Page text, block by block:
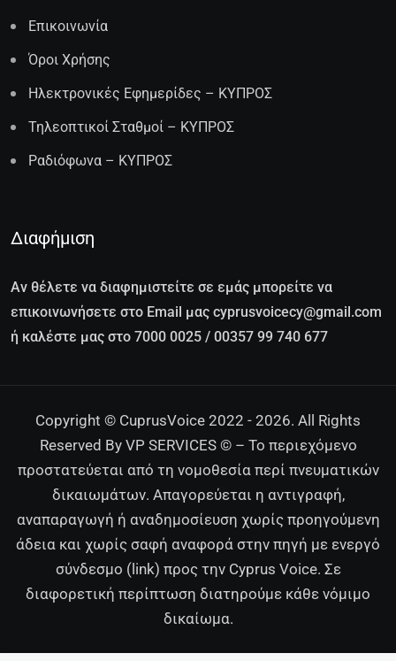
Επικοινωνία
Όροι Χρήσης
Ηλεκτρονικές Εφημερίδες – ΚΥΠΡΟΣ
Τηλεοπτικοί Σταθμοί – ΚΥΠΡΟΣ
Ραδιόφωνα – ΚΥΠΡΟΣ
Διαφήμιση
Αν θέλετε να διαφημιστείτε σε εμάς μπορείτε να
επικοινωνήσετε στο Email μας cyprusvoicecy@gmail.com
ή καλέστε μας στο 7000 0025 / 00357 99 740 677
Copyright © CuprusVoice 2022 - 2026. All Rights
Reserved By VP SERVICES © – Το περιεχόμενο
προστατεύεται από τη νομοθεσία περί πνευματικών
δικαιωμάτων. Απαγορεύεται η αντιγραφή,
αναπαραγωγή ή αναδημοσίευση χωρίς προηγούμενη
άδεια και χωρίς σαφή αναφορά στην πηγή με ενεργό
σύνδεσμο (link) προς την Cyprus Voice. Σε
διαφορετική περίπτωση διατηρούμε κάθε νόμιμο
δικαίωμα.